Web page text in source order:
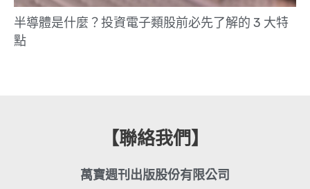
半導體是什麼？投資電子類股前必先了解的 3 大特
點
【聯絡我們】
萬寶週刊出版股份有限公司